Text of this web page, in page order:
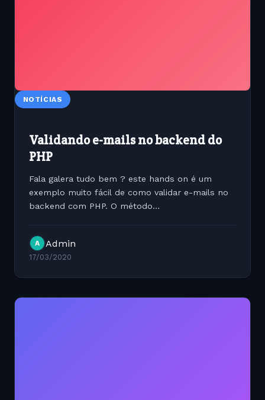
NOTÍCIAS
Validando e-mails no backend do
PHP
Fala galera tudo bem ? este hands on é um
exemplo muito fácil de como validar e-mails no
backend com PHP. O método
simples....
A Admin
17/03/2020